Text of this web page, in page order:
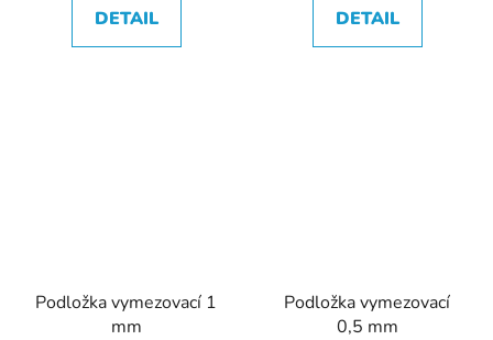
DETAIL DETAIL
Podložka vymezovací 1
mm
Podložka vymezovací
0,5 mm